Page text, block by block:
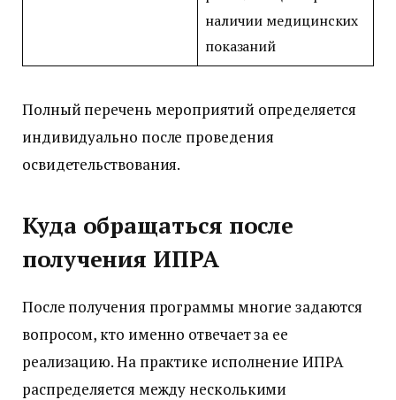
наличии медицинских
показаний
Полный перечень мероприятий определяется
индивидуально после проведения
освидетельствования.
Куда обращаться после
получения ИПРА
После получения программы многие задаются
вопросом, кто именно отвечает за ее
реализацию. На практике исполнение ИПРА
распределяется между несколькими